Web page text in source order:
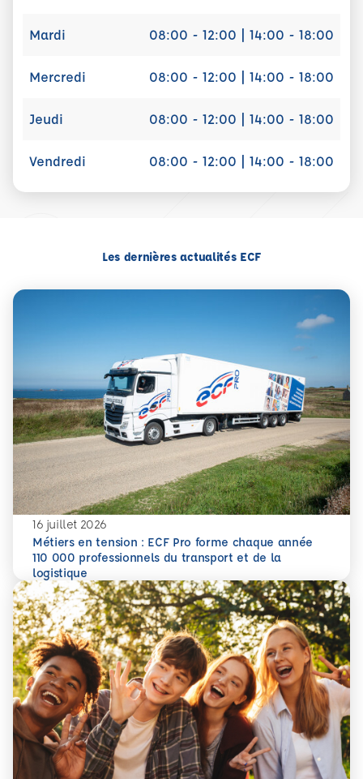
Mardi 08:00 - 12:00 | 14:00 - 18:00
Mercredi 08:00 - 12:00 | 14:00 - 18:00
Jeudi 08:00 - 12:00 | 14:00 - 18:00
Vendredi 08:00 - 12:00 | 14:00 - 18:00
Les dernières actualités ECF
16 juillet 2026
Métiers en tension : ECF Pro forme chaque année
110 000 professionnels du transport et de la
logistique
En savoir plus
Métiers en tension : ECF Pro forme chaque année 110